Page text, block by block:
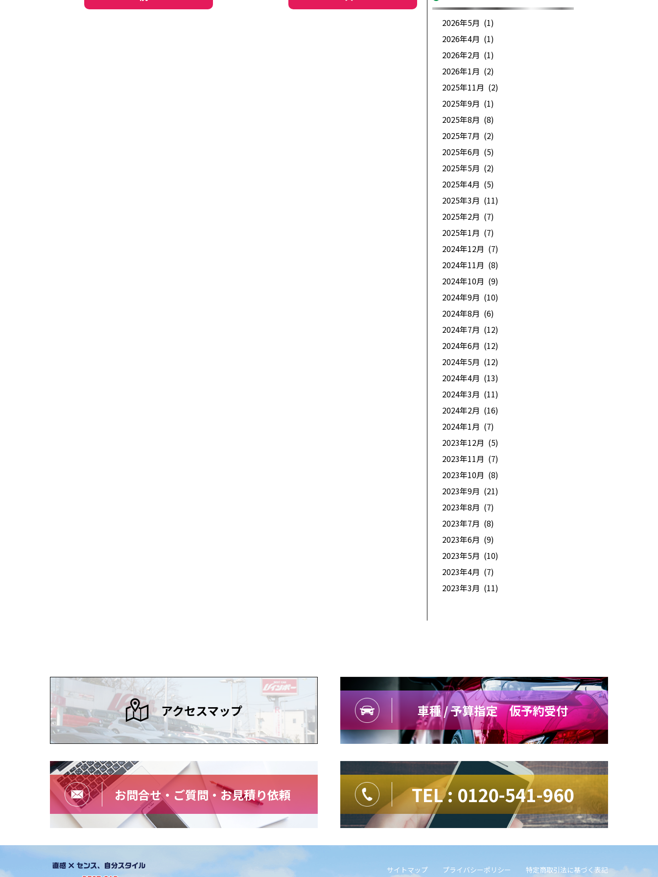
2026年5月 (1)
2026年4月 (1)
2026年2月 (1)
2026年1月 (2)
2025年11月 (2)
2025年9月 (1)
2025年8月 (8)
2025年7月 (2)
2025年6月 (5)
2025年5月 (2)
2025年4月 (5)
2025年3月 (11)
2025年2月 (7)
2025年1月 (7)
2024年12月 (7)
2024年11月 (8)
2024年10月 (9)
2024年9月 (10)
2024年8月 (6)
2024年7月 (12)
2024年6月 (12)
2024年5月 (12)
2024年4月 (13)
2024年3月 (11)
2024年2月 (16)
2024年1月 (7)
2023年12月 (5)
2023年11月 (7)
2023年10月 (8)
2023年9月 (21)
2023年8月 (7)
2023年7月 (8)
2023年6月 (9)
2023年5月 (10)
2023年4月 (7)
2023年3月 (11)
アクセスマップ 車種 / 予算指定 仮予約受付
お問合せ・ご質問・お見積り依頼 TEL : 0120-541-960
サイトマップ プライバシーポリシー 特定商取引法に基づく表記